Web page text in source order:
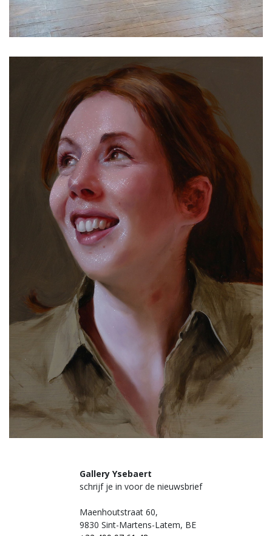
Gallery Ysebaert
schrijf je in voor de nieuwsbrief
Maenhoutstraat 60,
9830 Sint-Martens-Latem, BE